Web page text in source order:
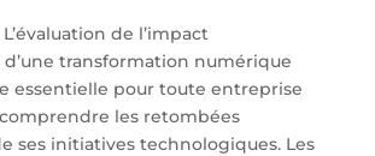
de l’impact
transformation numérique
essentielle pour toute entreprise
les retombées
ses initiatives technologiques. Les